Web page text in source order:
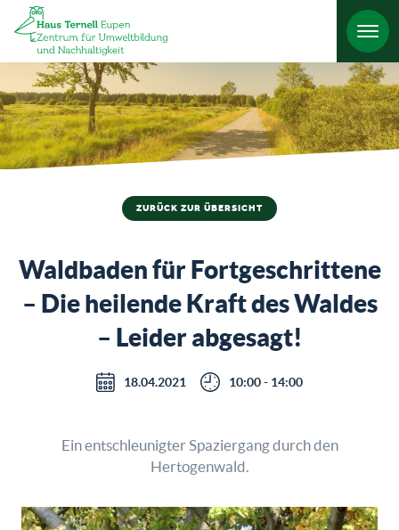
ZURÜCK ZUR ÜBERSICHT
Waldbaden für Fortgeschrittene
– Die heilende Kraft des Waldes
– Leider abgesagt!
18.04.2021 10:00 - 14:00
Ein entschleunigter Spaziergang durch den
Hertogenwald.